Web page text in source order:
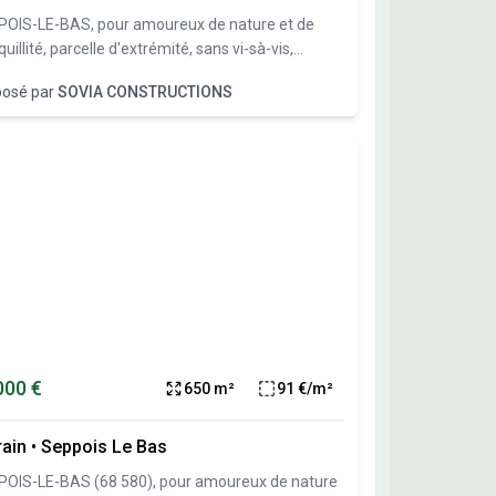
LE-BAS, pour amoureux de nature et de
parcelle d'extrémité, sans vi-sà-vis,
de 500 mètres (crèche, école, boulangerie,
presse, pharmacie, médecin, ..) Sous-sol
et garage en sous-sol possible, tous types de
parSOVIA CONSTRUCTIONS
€ 650 m² 91 €/m²
• Seppois Le Bas
LE-BAS (68 580), pour amoureux de nature